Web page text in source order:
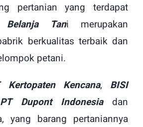
pertanian yang terdapat
Belanja Tani merupakan
berkualitas terbaik dan
petani.
Kertopaten Kencana, BISI
PT Dupont Indonesiadan
yang barang pertaniannya